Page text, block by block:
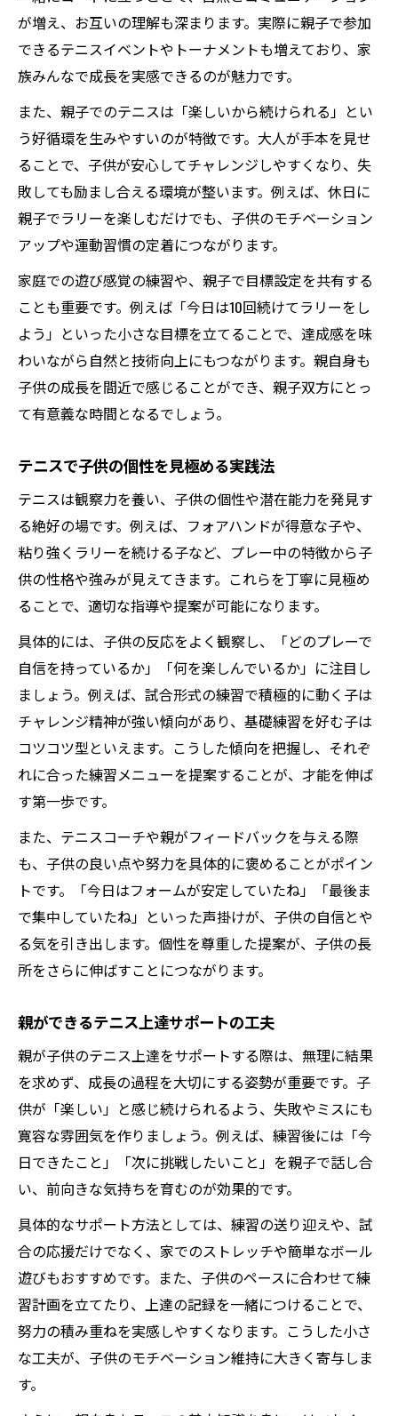
テニスコートや道具選びの基本知識
10歳から始めるテニスの安心ステップ
体育授業やテニピン活用のポイント解説
テニスを楽しく続けるための心構え
粘り強さを伸ばすテニスでの取り組み方
テニスで身につく粘り強いプレースタイル
シコる戦法のメリットと育て方
テニス習慣で諦めない力を養う方法
メンタル強化につながるテニスの工夫
子供の継続力を伸ばすコツと体験談
体育授業でテニスに触れる魅力と可能性
体育授業のテニスで得られる新しい発見
ハンドテニス導入の利点と楽しみ方
テニピンやプレイアンドステイの活用法
テニス普及が学校生活に与える影響
テニス才能発見のヒントとその見極め方
テニス才能がある子に共通する特徴
プレースタイルで見抜く隠れた才能
親が気づくべきテニス成長のサイン
テニス上達しない原因と改善提案
が増え、お互いの理解も深まります。実際に親子で参加
できるテニスイベントやトーナメントも増えており、家
族みんなで成長を実感できるのが魅力です。
また、親子でのテニスは「楽しいから続けられる」とい
う好循環を生みやすいのが特徴です。大人が手本を見せ
ることで、子供が安心してチャレンジしやすくなり、失
敗しても励まし合える環境が整います。例えば、休日に
親子でラリーを楽しむだけでも、子供のモチベーション
アップや運動習慣の定着につながります。
家庭での遊び感覚の練習や、親子で目標設定を共有する
ことも重要です。例えば「今日は10回続けてラリーをし
よう」といった小さな目標を立てることで、達成感を味
わいながら自然と技術向上にもつながります。親自身も
子供の成長を間近で感じることができ、親子双方にとっ
て有意義な時間となるでしょう。
テニスで子供の個性を見極める実践法
テニスは観察力を養い、子供の個性や潜在能力を発見す
る絶好の場です。例えば、フォアハンドが得意な子や、
粘り強くラリーを続ける子など、プレー中の特徴から子
供の性格や強みが見えてきます。これらを丁寧に見極め
ることで、適切な指導や提案が可能になります。
具体的には、子供の反応をよく観察し、「どのプレーで
自信を持っているか」「何を楽しんでいるか」に注目し
ましょう。例えば、試合形式の練習で積極的に動く子は
チャレンジ精神が強い傾向があり、基礎練習を好む子は
コツコツ型といえます。こうした傾向を把握し、それぞ
れに合った練習メニューを提案することが、才能を伸ば
す第一歩です。
また、テニスコーチや親がフィードバックを与える際
も、子供の良い点や努力を具体的に褒めることがポイン
トです。「今日はフォームが安定していたね」「最後ま
で集中していたね」といった声掛けが、子供の自信とや
る気を引き出します。個性を尊重した提案が、子供の長
所をさらに伸ばすことにつながります。
親ができるテニス上達サポートの工夫
親が子供のテニス上達をサポートする際は、無理に結果
を求めず、成長の過程を大切にする姿勢が重要です。子
供が「楽しい」と感じ続けられるよう、失敗やミスにも
寛容な雰囲気を作りましょう。例えば、練習後には「今
日できたこと」「次に挑戦したいこと」を親子で話し合
い、前向きな気持ちを育むのが効果的です。
具体的なサポート方法としては、練習の送り迎えや、試
合の応援だけでなく、家でのストレッチや簡単なボール
遊びもおすすめです。また、子供のペースに合わせて練
習計画を立てたり、上達の記録を一緒につけることで、
努力の積み重ねを実感しやすくなります。こうした小さ
な工夫が、子供のモチベーション維持に大きく寄与しま
す。